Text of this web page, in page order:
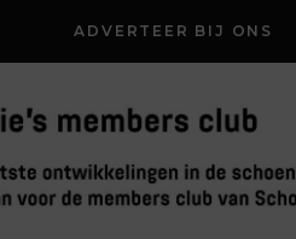
ADVERTEER BIJ ONS